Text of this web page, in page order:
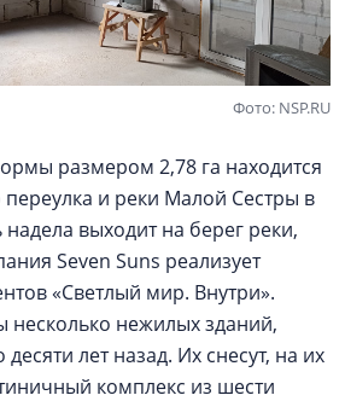
Фото: NSP.RU
размером 2,78 га находится
переулка и реки Малой Сестры в
надела выходит на берег реки,
Seven Suns реализует
«Светлый мир. Внутри».
несколько нежилых зданий,
лет назад. Их снесут, на их
комплекс из шести